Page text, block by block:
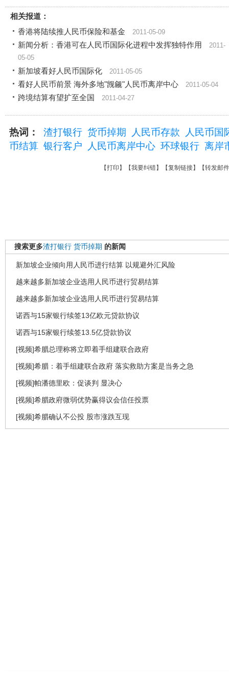
相关报道：
香港将陆续推人民币保险和基金
2011-05-09
新闻分析：香港可在人民币国际化进程中发挥独特作用 2011-
05-05
新加坡看好人民币国际化
2011-05-05
看好人民币前景 海外多地"觊觎"人民币离岸中心 2011-05-04
跨境结算有望扩至全国 2011-04-27
热词： 渣打银行 货币掉期 人民币存款
人民币国
币结算 银行客户 人民币离岸中心 环球银行 离岸
【打印 】【我要纠错】【复制链接】【转发邮件
搜索更多渣打银行 货币掉期 的新闻
新加坡企业倾向用人民币进行结算 以规避外汇风险
越来越多新加坡企业选用人民币进行贸易结算
越来越多新加坡企业选用人民币进行贸易结算
诺西与15家银行续签13亿欧元贷款协议
诺西与15家银行续签13.5亿贷款协议
[视频]希腊总理称将立即着手组建联合政府
[视频]希腊：着手组建联合政府 落实救助方案是当务之急
[视频]帕潘德里欧：促谈判 显决心
[视频]希腊政府微弱优势赢得议会信任投票
[视频]希腊确认不公投 股市涨跌互现